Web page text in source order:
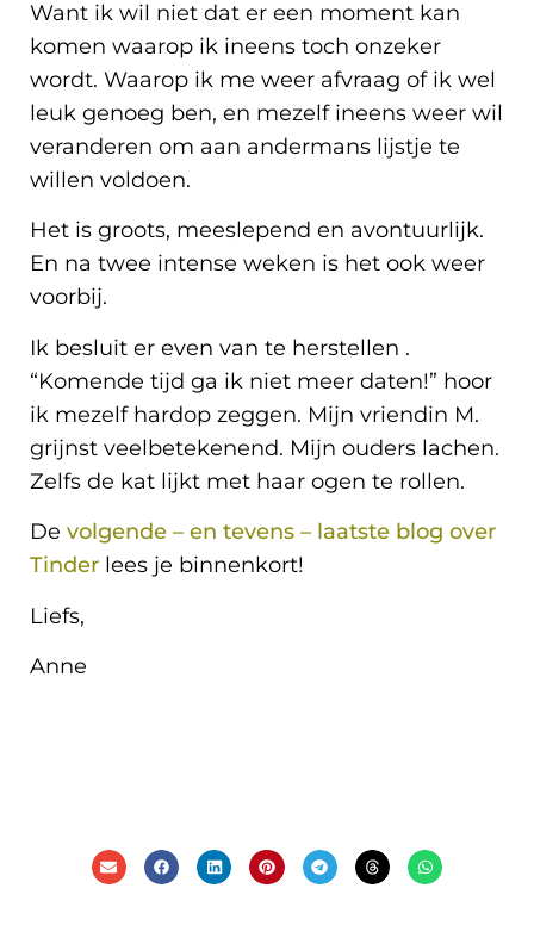
Want ik wil niet dat er een moment kan
komen waarop ik ineens toch onzeker
wordt. Waarop ik me weer afvraag of ik wel
leuk genoeg ben, en mezelf ineens weer wil
veranderen om aan andermans lijstje te
willen voldoen.
Het is groots, meeslepend en avontuurlijk.
En na twee intense weken is het ook weer
voorbij.
Ik besluit er even van te herstellen .
“Komende tijd ga ik niet meer daten!” hoor
ik mezelf hardop zeggen. Mijn vriendin M.
grijnst veelbetekenend. Mijn ouders lachen.
Zelfs de kat lijkt met haar ogen te rollen.
De volgende – en tevens – laatste blog over
Tinder lees je binnenkort!
Liefs,
Anne